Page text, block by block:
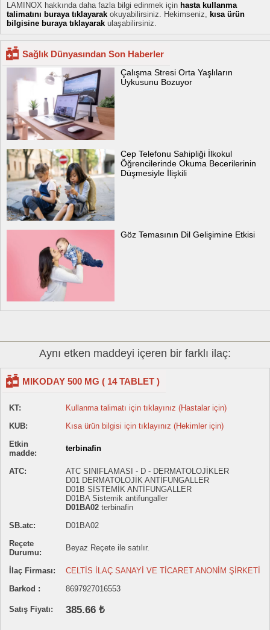
LAMINOX hakkında daha fazla bilgi edinmek için hasta kullanma
talimatını buraya tıklayarak okuyabilirsiniz. Hekimseniz, kısa ürün
bilgisine buraya tıklayarak ulaşabilirsiniz.
Sağlık Dünyasından Son Haberler
Çalışma Stresi Orta Yaşlıların
Uykusunu Bozuyor
Cep Telefonu Sahipliği İlkokul
Öğrencilerinde Okuma Becerilerinin
Düşmesiyle İlişkili
Göz Temasının Dil Gelişimine Etkisi
Aynı etken maddeyi içeren bir farklı ilaç:
MIKODAY 500 MG ( 14 TABLET )
KT:
Kullanma talimatı için tıklayınız (Hastalar için)
KUB:
Kısa ürün bilgisi için tıklayınız (Hekimler için)
Etkin
madde:
terbinafin
ATC:
ATC SINIFLAMASI - D - DERMATOLOJİKLER
D01 DERMATOLOJİK ANTİFUNGALLER
D01B SİSTEMİK ANTİFUNGALLER
D01BA Sistemik antifungaller
D01BA02 terbinafin
SB.atc:
D01BA02
Reçete
Durumu:
Beyaz Reçete ile satılır.
İlaç Firması:
CELTİS İLAÇ SANAYİ VE TİCARET ANONİM ŞİRKETİ
Barkod :
8697927016553
Satış Fiyatı: 385.66 ₺